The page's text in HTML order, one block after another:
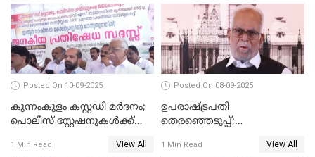
WATCH VIDEO
WATCH VIDEO
Posted On 10-09-2025
കുന്നംകുളം കസ്റ്റഡി മര്‍ദനം;
പൊലീസ് സ്റ്റേഷനുകൾക്ക്
സദസ്സ്
1 Min Read View All
Posted On 08-09-2025
ഉപരാഷ്ട്രപതി
തെരഞ്ഞെടുപ്പ്;
സന്ദേശവുമായി ജസ്റ്റിസ് ബി.
1 Min Read View All